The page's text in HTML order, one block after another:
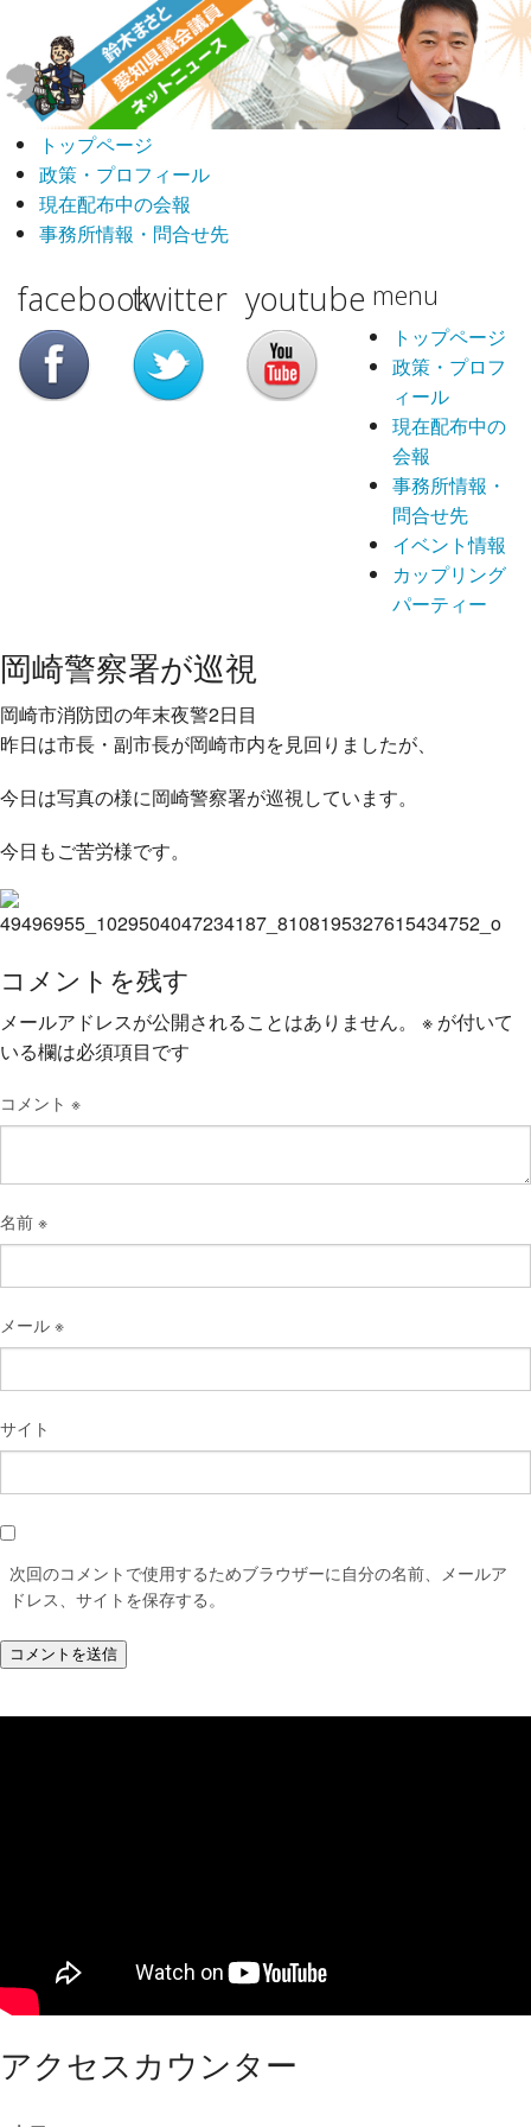
トップページ
政策・プロフィール
現在配布中の会報
事務所情報・問合せ先
facebooktwitter youtube menu
トップページ
政策・プロフ
ィール
現在配布中の
会報
事務所情報・
問合せ先
イベント情報
カップリング
パーティー
岡崎警察署が巡視
岡崎市消防団の年末夜警2日目
昨日は市長・副市長が岡崎市内を見回りましたが、
今日は写真の様に岡崎警察署が巡視しています。
今日もご苦労様です。
コメントを残す
メールアドレスが公開されることはありません。 ※ が付いて
いる欄は必須項目です
コメント ※
名前 ※
メール ※
サイト
次回のコメントで使用するためブラウザーに自分の名前、メールア
ドレス、サイトを保存する。
アクセスカウンター